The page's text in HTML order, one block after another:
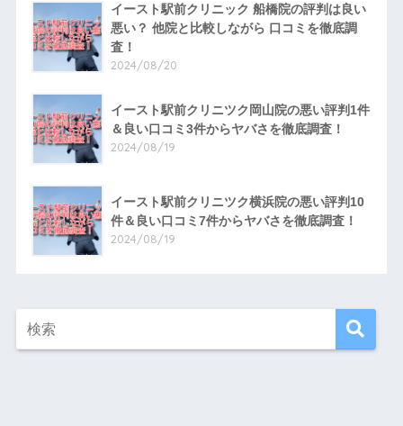
イースト駅前クリニック 船橋院の評判は良い
悪い？ 他院と比較しながら 口コミを徹底調
査！
2024/08/20
イースト駅前クリニツク岡山院の悪い評判1件
＆良い口コミ3件からヤバさを徹底調査！
2024/08/19
イースト駅前クリニツク横浜院の悪い評判10
件＆良い口コミ7件からヤバさを徹底調査！
2024/08/19